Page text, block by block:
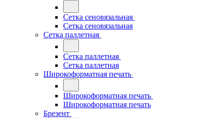
Сетка сеновязальная
Сетка сеновязальная
Сетка паллетная
Сетка паллетная
Сетка паллетная
Широкоформатная печать
Широкоформатная печать
Широкоформатная печать
Брезент